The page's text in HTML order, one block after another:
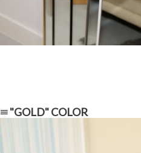
≡ "GOLD" COLOR